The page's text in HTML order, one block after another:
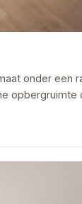
onder een
opbergruimte